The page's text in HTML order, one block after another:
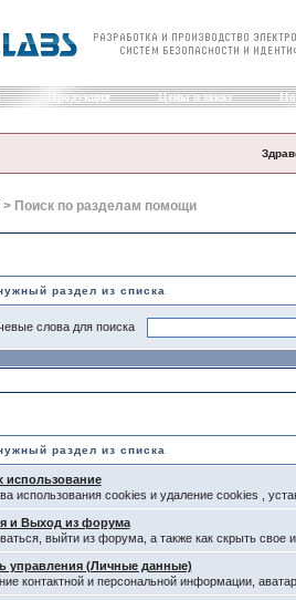
Продукция Цены и заказ
> Поиск по разделам помощи
раздел из списка
слова для поиска
раздел из списка
использование
использования cookies и удаление cookies ,
и Выход из форума
выйти из форума, а также как скрыть
управления (Личные данные)
контактной и персональной информации,